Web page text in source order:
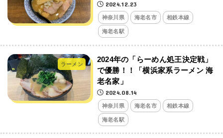
2024.12.23
神奈川県 海老名市 相鉄本線
海老名駅
ラーメン
2024年の「らーめん処王決定戦」
で優勝！！「横浜家系ラーメン 海
老名家」
2024.08.14
神奈川県 海老名市 相鉄本線
海老名駅